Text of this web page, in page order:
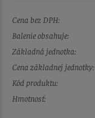
Cena bez DPH:
Balenie obsahuje:
Základná jednotka:
Cena základnej jednotky:
Kód produktu:
Hmotnosť: